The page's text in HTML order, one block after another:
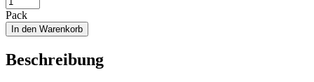
Pack
In den Warenkorb
Beschreibung